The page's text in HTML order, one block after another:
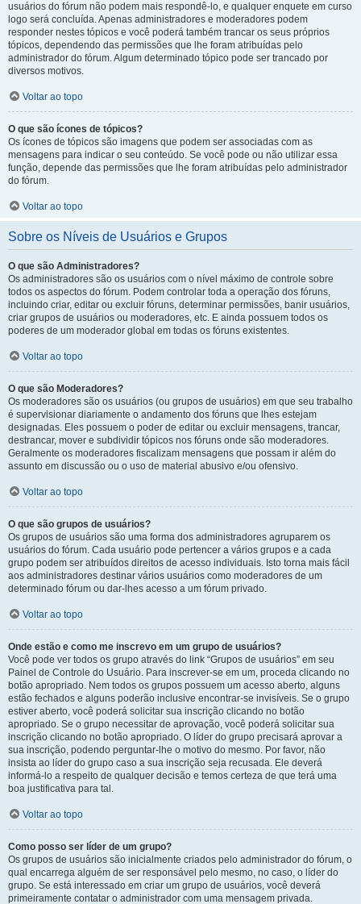
usuários do fórum não podem mais respondê-lo, e qualquer enquete em curso
logo será concluída. Apenas administradores e moderadores podem
responder nestes tópicos e você poderá também trancar os seus próprios
tópicos, dependendo das permissões que lhe foram atribuídas pelo
administrador do fórum. Algum determinado tópico pode ser trancado por
diversos motivos.
Voltar ao topo
O que são ícones de tópicos?
Os ícones de tópicos são imagens que podem ser associadas com as
mensagens para indicar o seu conteúdo. Se você pode ou não utilizar essa
função, depende das permissões que lhe foram atribuídas pelo administrador
do fórum.
Voltar ao topo
Sobre os Níveis de Usuários e Grupos
O que são Administradores?
Os administradores são os usuários com o nível máximo de controle sobre
todos os aspectos do fórum. Podem controlar toda a operação dos fóruns,
incluindo criar, editar ou excluir fóruns, determinar permissões, banir usuários,
criar grupos de usuários ou moderadores, etc. E ainda possuem todos os
poderes de um moderador global em todas os fóruns existentes.
Voltar ao topo
O que são Moderadores?
Os moderadores são os usuários (ou grupos de usuários) em que seu trabalho
é supervisionar diariamente o andamento dos fóruns que lhes estejam
designadas. Eles possuem o poder de editar ou excluir mensagens, trancar,
destrancar, mover e subdividir tópicos nos fóruns onde são moderadores.
Geralmente os moderadores fiscalizam mensagens que possam ir além do
assunto em discussão ou o uso de material abusivo e/ou ofensivo.
Voltar ao topo
O que são grupos de usuários?
Os grupos de usuários são uma forma dos administradores agruparem os
usuários do fórum. Cada usuário pode pertencer a vários grupos e a cada
grupo podem ser atribuídos direitos de acesso individuais. Isto torna mais fácil
aos administradores destinar vários usuários como moderadores de um
determinado fórum ou dar-lhes acesso a um fórum privado.
Voltar ao topo
Onde estão e como me inscrevo em um grupo de usuários?
Você pode ver todos os grupo através do link “Grupos de usuários” em seu
Painel de Controle do Usuário. Para inscrever-se em um, proceda clicando no
botão apropriado. Nem todos os grupos possuem um acesso aberto, alguns
estão fechados e alguns poderão inclusive encontrar-se invisíveis. Se o grupo
estiver aberto, você poderá solicitar sua inscrição clicando no botão
apropriado. Se o grupo necessitar de aprovação, você poderá solicitar sua
inscrição clicando no botão apropriado. O líder do grupo precisará aprovar a
sua inscrição, podendo perguntar-lhe o motivo do mesmo. Por favor, não
insista ao líder do grupo caso a sua inscrição seja recusada. Ele deverá
informá-lo a respeito de qualquer decisão e temos certeza de que terá uma
boa justificativa para tal.
Voltar ao topo
Como posso ser líder de um grupo?
Os grupos de usuários são inicialmente criados pelo administrador do fórum, o
qual encarrega alguém de ser responsável pelo mesmo, no caso, o líder do
grupo. Se está interessado em criar um grupo de usuários, você deverá
primeiramente contatar o administrador com uma mensagem privada.